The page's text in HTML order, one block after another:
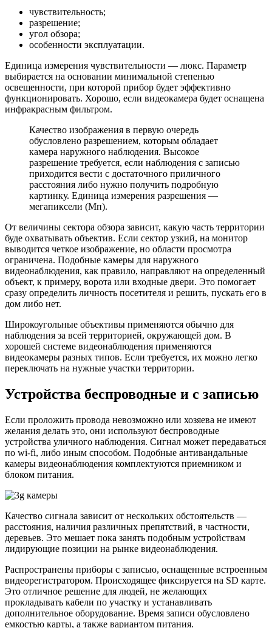
чувствительность;
разрешение;
угол обзора;
особенности эксплуатации.
Единица измерения чувствительности — люкс. Параметр
выбирается на основании минимальной степенью
освещенности, при которой прибор будет эффективно
функционировать. Хорошо, если видеокамера будет оснащена
инфракрасным фильтром.
Качество изображения в первую очередь
обусловлено разрешением, которым обладает
камера наружного наблюдения. Высокое
разрешение требуется, если наблюдения с записью
приходится вести с достаточного приличного
расстояния либо нужно получить подробную
картинку. Единица измерения разрешения —
мегапиксели (Мп).
От величины сектора обзора зависит, какую часть территории
буде охватывать объектив. Если сектор узкий, на монитор
выводится четкое изображение, но области просмотра
ограничена. Подобные камеры для наружного
видеонаблюдения, как правило, направляют на определенный
объект, к примеру, ворота или входные двери. Это помогает
сразу определить личность посетителя и решить, пускать его в
дом либо нет.
Широкоугольные объективы применяются обычно для
наблюдения за всей территорией, окружающей дом. В
хорошей системе видеонаблюдения применяются
видеокамеры разных типов. Если требуется, их можно легко
переключать на нужные участки территории.
Устройства беспроводные и с записью
Если проложить провода невозможно или хозяева не имеют
желания делать это, они используют беспроводные
устройства уличного наблюдения. Сигнал может передаваться
по wi-fi, либо иным способом. Подобные антивандальные
камеры видеонаблюдения комплектуются приемником и
блоком питания.
Качество сигнала зависит от нескольких обстоятельств —
расстояния, наличия различных препятствий, в частности,
деревьев. Это мешает пока занять подобным устройствам
лидирующие позиции на рынке видеонаблюдения.
Распространены приборы с записью, оснащенные встроенным
видеорегистратором. Происходящее фиксируется на SD карте.
Это отличное решение для людей, не желающих
прокладывать кабели по участку и устанавливать
дополнительное оборудование. Время записи обусловлено
емкостью карты, а также вариантом питания.